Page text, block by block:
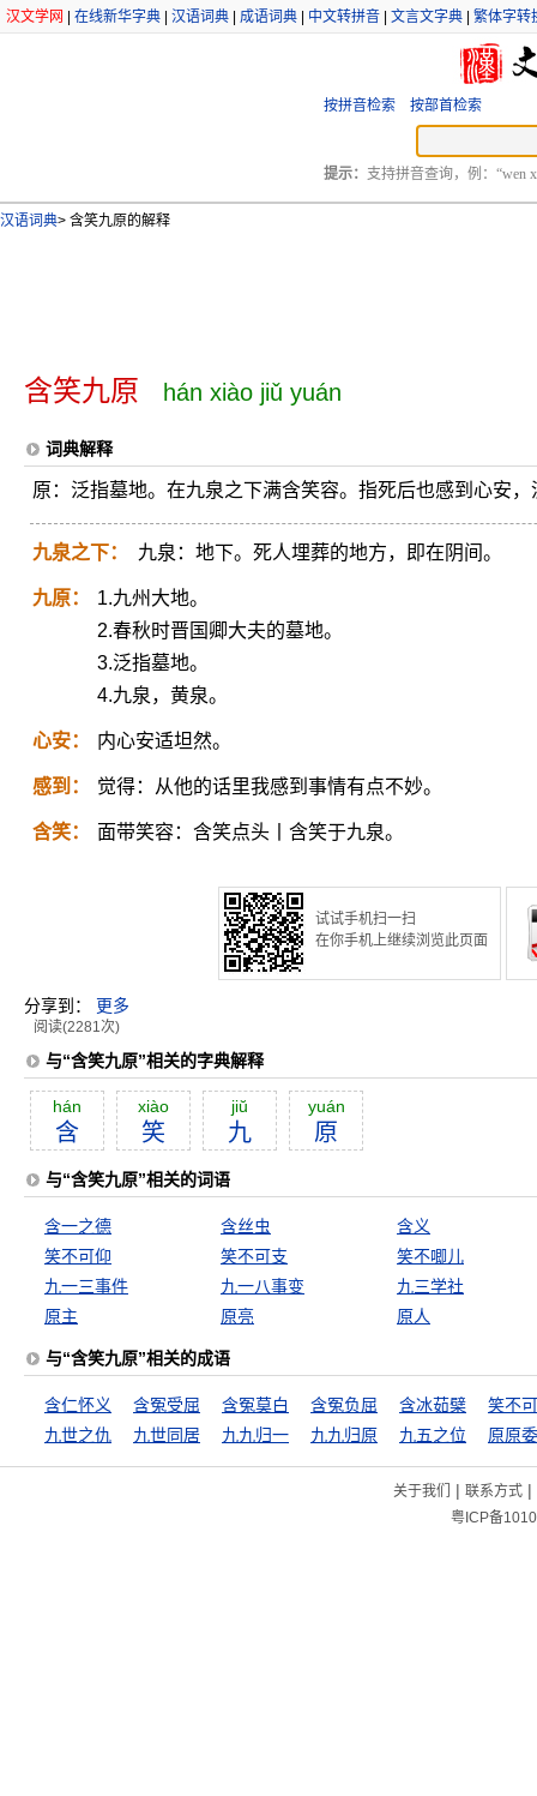
汉文学网 在线新华字典 汉语词典 成语词典 中文转拼音 文言文字典 繁体字转
按拼音检索 按部首检索
提示： 支持拼音查询，例：“wen
汉语词典> 含笑九原的解释
含笑九原 hán xiào jiǔ yuán
词典解释
原：泛指墓地。在九泉之下满含笑容。指死后也感到心安，
九泉之下： 九泉：地下。死人埋葬的地方，即在阴间。
九原：
1.九州大地。
2.春秋时晋国卿大夫的墓地。
3.泛指墓地。
4.九泉，黄泉。
心安： 内心安适坦然。
感到： 觉得：从他的话里我感到事情有点不妙。
含笑： 面带笑容：含笑点头丨含笑于九泉。
试试手机扫一扫
在你手机上继续浏览此页面
分享到： 更多
阅读(2281次)
与“含笑九原”相关的字典解释
hán
含
xiào
笑
jiŭ
九
yuán
原
与“含笑九原”相关的词语
含一之德 含丝虫
含义
笑不可仰
笑不可支
笑不唧儿
九一三事件
九一八事变
九三学社
原主
原亮 原人
与“含笑九原”相关的成语
含仁怀义 含冤受屈 含冤莫白 含冤负屈 含冰茹檗
笑不
九世之仇
九世同居 九九归一 九九归原 九五之位 原原
关于我们 | 联系方式|
粤ICP备